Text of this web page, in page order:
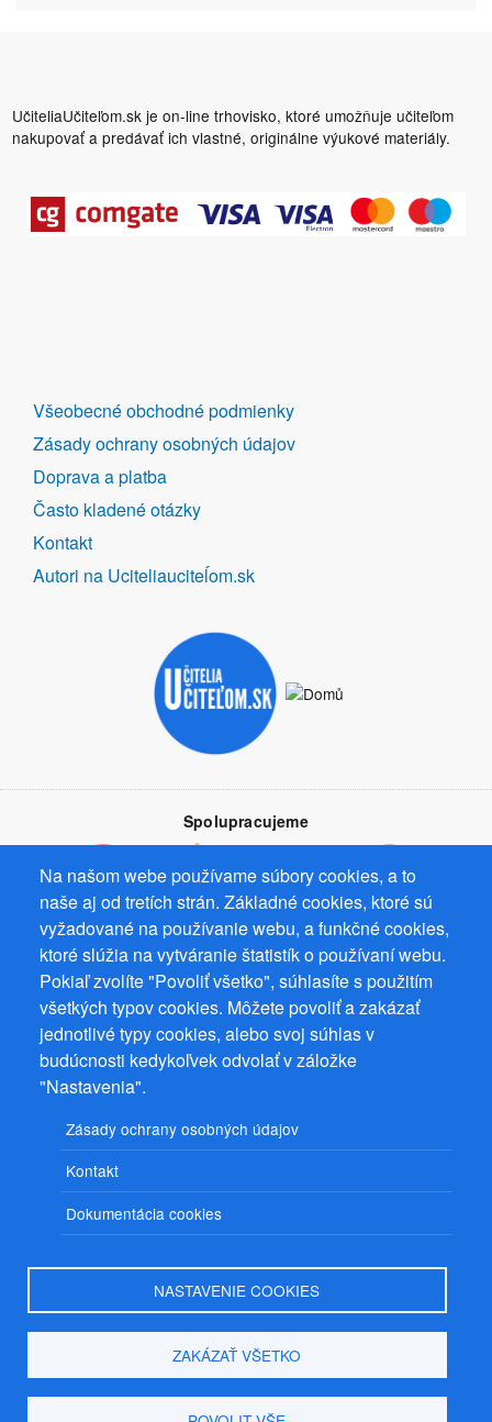
UčiteliaUčiteľom.sk je on-line trhovisko, ktoré umožňuje učiteľom
nakupovať a predávať ich vlastné, originálne výukové materiály.
Na našom webe používame súbory cookies, a to
naše aj od tretích strán. Základné cookies, ktoré sú
vyžadované na používanie webu, a funkčné cookies,
ktoré slúžia na vytváranie štatistík o používaní webu.
Pokiaľ zvolíte "Povoliť všetko", súhlasíte s použitím
všetkých typov cookies. Môžete povoliť a zakázať
jednotlivé typy cookies, alebo svoj súhlas v
budúcnosti kedykoľvek odvolať v záložke
"Nastavenia".
Zásady ochrany osobných údajov
Kontakt
Dokumentácia cookies
NASTAVENIE COOKIES
ZAKÁZAŤ VŠETKO
DALŠÍ
ODKAZY
Všeobecné obchodné podmienky
Zásady ochrany osobných údajov
Doprava a platba
Často kladené otázky
Kontakt
Autori na Uciteliauciteĺom.sk
Spolupracujeme
Prevádzkovateľ: Mgr. Bc. Žaneta Radimecká, MBA, Ostrov 256, 561
22 Ostrov, IČ 08993033, DIČ CZ9161263958
© 2026PuzzleWebss.r.o.